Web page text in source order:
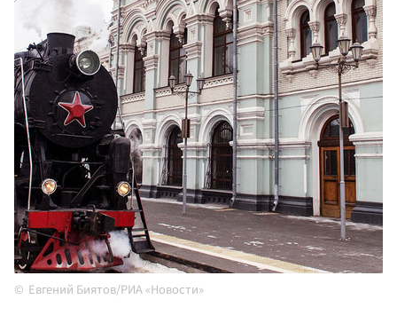
Евгений Биятов/РИА «Новости»